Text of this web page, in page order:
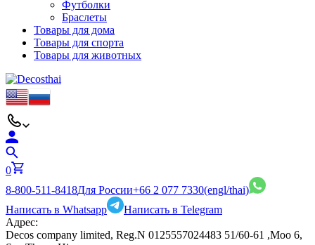
Футболки
Браслеты
Товары для дома
Товары для спорта
Товары для животных
0
8-800-511-8418Для России+66 2 077 7330(engl/thai)
Написать в Whatsapp
Написать в Telegram
Адрес:
Decos company limited, Reg.N 0125557024483 51/60-61 ,Moo 6,